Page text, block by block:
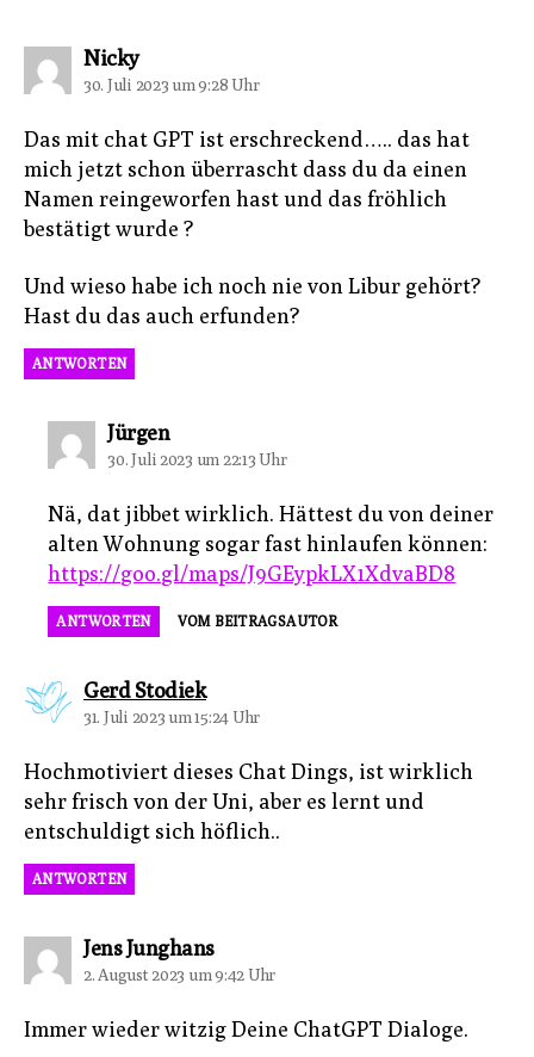
Nickysagt:
30. Juli 2023 um 9:28 Uhr
Das mit chat GPT ist erschreckend….. das hat
mich jetzt schon überrascht dass du da einen
Namen reingeworfen hast und das fröhlich
bestätigt wurde ?
Und wieso habe ich noch nie von Libur gehört?
Hast du das auch erfunden?
ANTWORTEN
Jürgensagt:
30. Juli 2023 um 22:13 Uhr
Nä, dat jibbet wirklich. Hättest du von deiner
alten Wohnung sogar fast hinlaufen können:
https://goo.gl/maps/J9GEypkLX1XdvaBD8
ANTWORTEN VOM BEITRAGSAUTOR
Gerd Stodieksagt:
31. Juli 2023 um 15:24 Uhr
Hochmotiviert dieses Chat Dings, ist wirklich
sehr frisch von der Uni, aber es lernt und
entschuldigt sich höflich..
ANTWORTEN
Jens Junghanssagt:
2. August 2023 um 9:42 Uhr
Immer wieder witzig Deine ChatGPT Dialoge.